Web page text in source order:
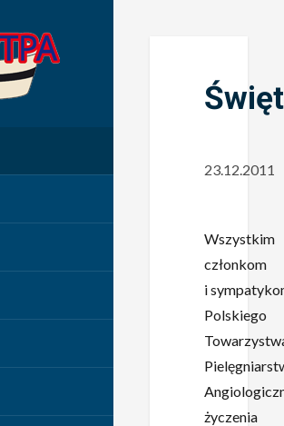
23.12.2011
Wszystkim
członkom
i
Polskiego
życzenia